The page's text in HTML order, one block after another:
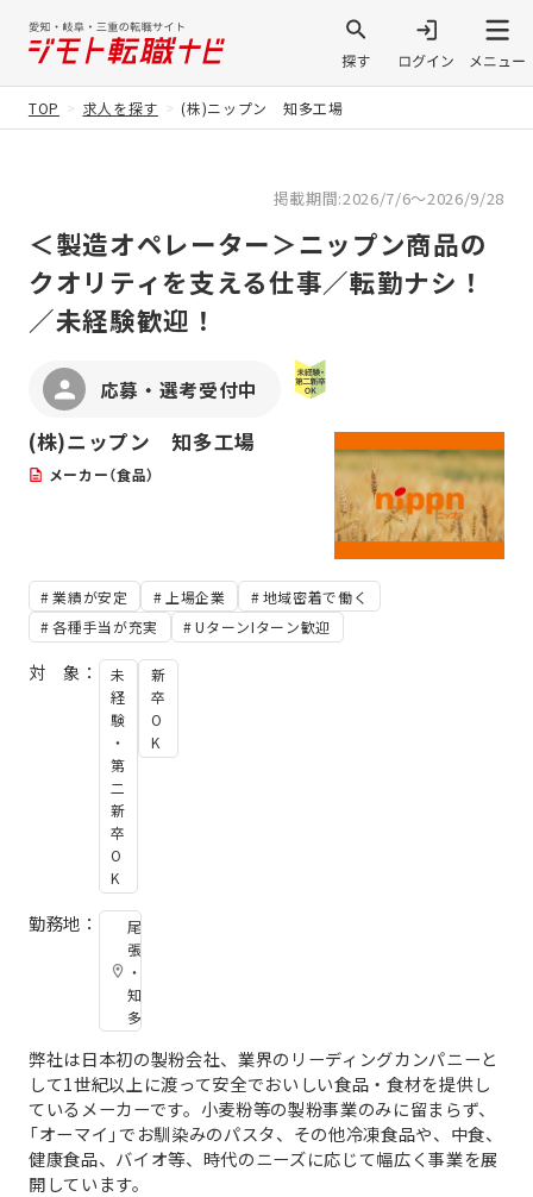
TOP 求人を探す (株)ニップン 知多工場
掲載期間:2026/7/6～2026/9/28
＜製造オペレーター＞ニップン商品の
クオリティを支える仕事／転勤ナシ！
／未経験歓迎！
応募・選考受付中
(株)ニップン 知多工場
メーカー（食品）
業績が安定 上場企業
地域密着で働く
各種手当が充実
UターンIターン歓迎
対 象：
未
経
験
・
第
二
新
卒
O
K
新
卒
O
K
勤務地：
尾
張
・
知
多
弊社は日本初の製粉会社、業界のリーディングカンパニーと
して1世紀以上に渡って安全でおいしい食品・食材を提供し
ているメーカーです。小麦粉等の製粉事業のみに留まらず、
「オーマイ」でお馴染みのパスタ、その他冷凍食品や、中食、
健康食品、バイオ等、時代のニーズに応じて幅広く事業を展
開しています。